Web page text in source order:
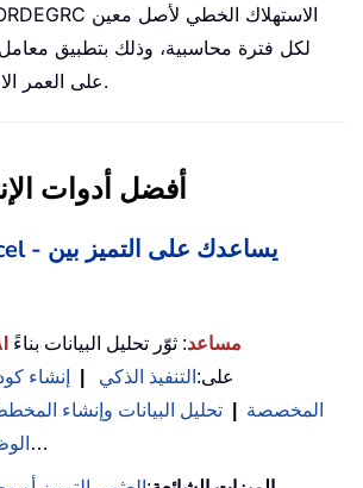
لكل فترة محاسبية، وذلك بتطبيق
على العمر الافتراضي للأصل.
أفضل أدوات
KUTOOLS AI مساعد: ثوّر تحليل البيانات بناءً
على: التنفيذ الذكي إنشاء
المخصصة
تحليل البيانات وإنشاء
…